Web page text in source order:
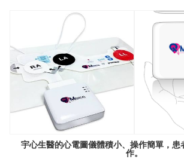
宇心生醫的心電圖儀體積小、操作簡單，患
作。